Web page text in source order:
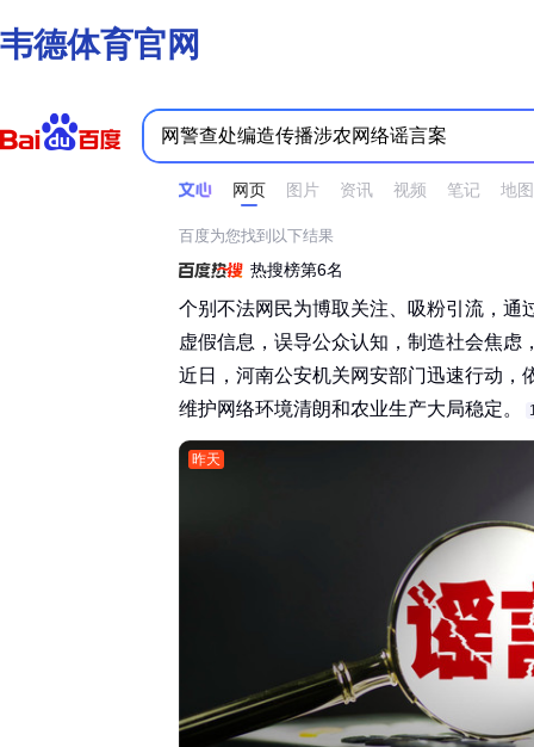
韦德体育官网
网页 图片 资讯 视频 笔记 地图
时间不限 所有网页和文件 站点内检索
百度为您找到以下结果
热搜榜第6名
个别不法网民为博取关注、吸粉引流，通
虚假信息，误导公众认知，制造社会焦
近日，河南公安机关网安部门迅速行动，
维护网络环境清朗和农业生产大局稳定。‌‌
昨天